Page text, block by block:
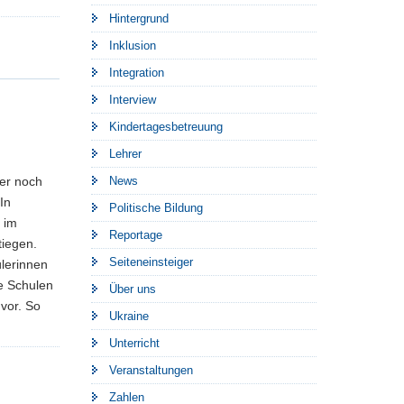
noch
im
Schulen
So
Hintergrund
Inklusion
Integration
Interview
Kindertagesbetreuung
Lehrer
News
Politische Bildung
Reportage
Seiteneinsteiger
Über uns
Ukraine
Unterricht
Veranstaltungen
Zahlen